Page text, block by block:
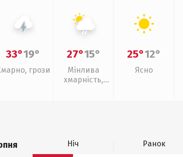
33°19°
грози
27°15°
Мінлива
хмарність,
25°12°
Ясно
Ніч Ранок